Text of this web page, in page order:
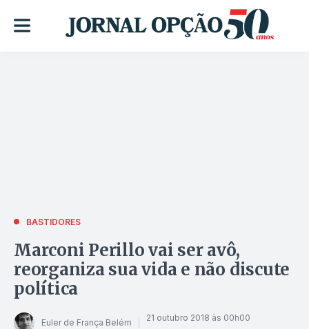
BASTIDORES
Marconi Perillo vai ser avô,
reorganiza sua vida e não discute
política
Euler de França Belém 21 outubro 2018 às 00h00